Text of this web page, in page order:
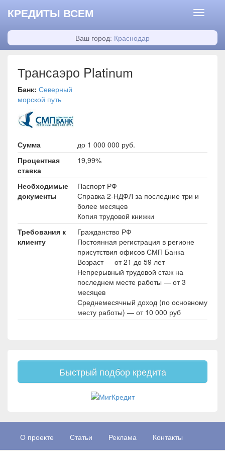
КРЕДИТЫ ВСЕМ
Ваш город: Краснодар
Трансаэро Platinum
Банк: Северный
морской путь
Сумма
до 1 000 000 руб.
Процентная
ставка
19,99%
Необходимые
документы
Паспорт РФ
Справка 2-НДФЛ за последние три и
более месяцев
Копия трудовой книжки
Требования к
клиенту
Гражданство РФ
Постоянная регистрация в регионе
присутствия офисов СМП Банка
Возраст — от 21 до 59 лет
Непрерывный трудовой стаж на
последнем месте работы — от 3
месяцев
Среднемесячный доход (по основному
месту работы) — от 10 000 руб
Быстрый подбор кредита
О проекте Статьи Реклама Контакты